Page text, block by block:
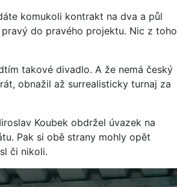
komukoli kontrakt na dva a půl
do pravého projektu. Nic z toho
takové divadlo. A že nemá český
obnažil až surrealisticky turnaj za
Koubek obdržel úvazek na
Pak si obě strany mohly opět
či nikoli.